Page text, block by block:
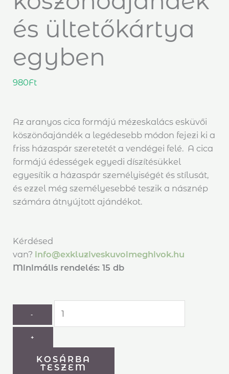
és ültetőkártya
egyben
980Ft
Az aranyos cica formájú mézeskalács esküvői
köszönőajándék a legédesebb módon fejezi ki a
friss házaspár szeretetét a vendégei felé. A cica
formájú édességek egyedi díszítésükkel
egyesítik a házaspár személyiségét és stílusát,
és ezzel még személyesebbé teszik a násznép
számára átnyújtott ajándékot.
Kérdésed
van? info@exkluziveskuvoimeghivok.hu
Minimális rendelés: 15 db
-
+
KOSÁRBA
TESZEM